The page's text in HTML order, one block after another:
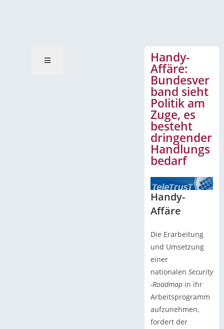
Handy-
Affäre:
Bundesver
band sieht
Politik am
Zuge, es
besteht
dringender
Handlungs
bedarf
Handy-
Affäre
Die Erarbeitung
und Umsetzung
einer
nationalen Security
-Roadmapin ihr
Arbeitsprogramm
aufzunehmen,
fordert der